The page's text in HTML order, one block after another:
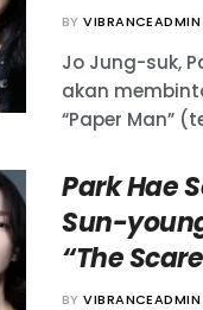
BY VIBRANCEADMIN
Jo Jung-suk,
akan
“Paper Man”
Park Hae
Sun-
“The
BY VIBRANCEADMIN